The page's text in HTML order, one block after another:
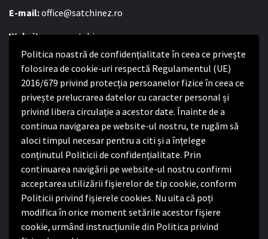
Politica noastră de confidențialitate în ceea ce privește
folosirea de cookie-uri respectă Regulamentul (UE)
2016/679 privind protecția persoanelor fizice în ceea ce
privește prelucrarea datelor cu caracter personal și
privind libera circulație a acestor date. Înainte de a
continua navigarea pe website-ul nostru, te rugăm să
aloci timpul necesar pentru a citi și a înțelege
conținutul Politicii de confidențialitate. Prin
continuarea navigării pe website-ul nostru confirmi
acceptarea utilizării fişierelor de tip cookie, conform
Politicii privind fișierele cookies. Nu uita că poți
modifica în orice moment setările acestor fişiere
cookie, urmând instrucțiunile din Politica privind
E-mail:office@satchinez.ro
Website:www.satchinez.ro
Program cu publicul:
Luni – Joi:8:00-16:30
Vineri:8:00 – 14:00
Politica de confidențialitate
Politica de confidențialitate
Nota de informare privind implementarea Regulamentului
(UE) 2016/679
Termeni și condiții de utilizare website